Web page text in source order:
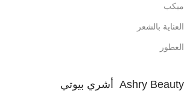
ميكب
العناية بالشعر
العطور
Ashry Beauty أشري بيوتي